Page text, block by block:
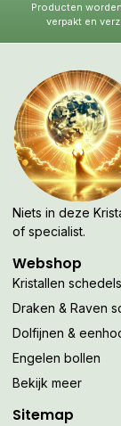
Producten
verpakt en
Niets in deze
of specialist.
Webshop
Kristallen schedels
Draken & Raven
Dolfijnen &
Engelen bollen
Bekijk meer
Sitemap